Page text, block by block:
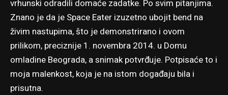
vrhunski odradili domaće zadatke. Po svim pitanjima.
Znano je da je Space Eater izuzetno ubojit bend na
živim nastupima, što je demonstrirano i ovom
prilikom, preciznije 1. novembra 2014. u Domu
omladine Beograda, a snimak potvrđuje. Potpisaće to i
moja malenkost, koja je na istom događaju bila i
prisutna.